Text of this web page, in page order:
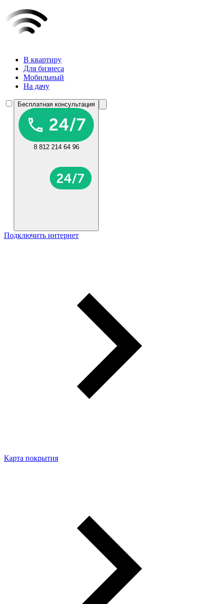
В квартиру
Для бизнеса
Мобильный
На дачу
Бесплатная консультация
8 812 214 64 96
Подключить интернет
Карта покрытия